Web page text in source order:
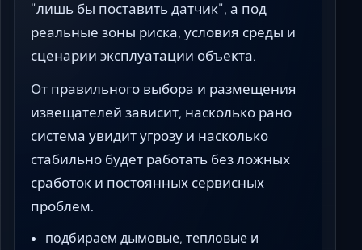
"лишь бы поставить датчик", а под
реальные зоны риска, условия среды и
сценарии эксплуатации объекта.
От правильного выбора и размещения
извещателей зависит, насколько рано
система увидит угрозу и насколько
стабильно будет работать без ложных
сработок и постоянных сервисных
проблем.
подбираем дымовые, тепловые и